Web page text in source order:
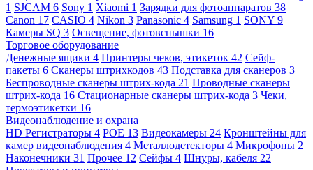
1 SJCAM 6 Sony 1 Xiaomi 1 Зарядки для фотоаппаратов 38
Canon 17 CASIO 4 Nikon 3 Panasonic 4 Samsung 1 SONY 9
Камеры SQ 3 Освещение, фотовспышки 16
Торговое оборудование
Денежные ящики 4 Принтеры чеков, этикеток 42 Сейф-
пакеты 6 Сканеры штрихкодов 43 Подставка для сканеров 3
Беспроводные сканеры штрих-кода 21 Проводные сканеры
штрих-кода 16 Стационарные сканеры штрих-кода 3 Чеки,
термоэтикетки 16
Видеонаблюдение и охрана
HD Регистраторы 4 POE 13 Видеокамеры 24 Кронштейны для
камер видеонаблюдения 4 Металлодетекторы 4 Микрофоны 2
Наконечники 31 Прочее 12 Сейфы 4 Шнуры, кабеля 22